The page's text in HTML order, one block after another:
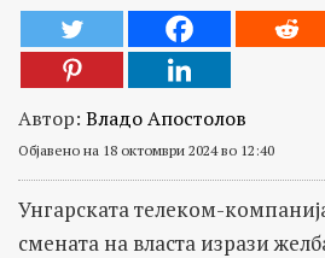
Автор: Владо Апостолов
Објавено на 18 октомври 2024 во 12:40
Унгарската телеком-
смената на власта изрази